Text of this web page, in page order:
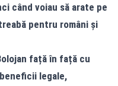
când voiau să arate pe
pentru români și
față în față cu
legale,